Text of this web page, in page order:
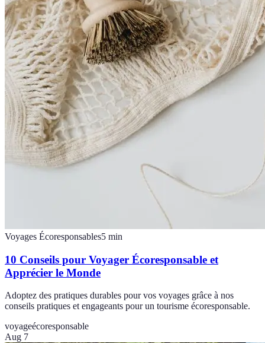
Voyages Écoresponsables5 min
10 Conseils pour Voyager Écoresponsable et
Apprécier le Monde
Adoptez des pratiques durables pour vos voyages grâce à nos
conseils pratiques et engageants pour un tourisme écoresponsable.
voyageécoresponsable
Aug 7